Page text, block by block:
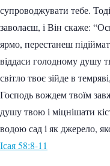
супроводжувати тебе.
заволаєш, і Він скаже:
ярмо, перестанеш
віддаси голодному душу
світло твоє зійде в
Господь вождем твоїм
душу твою і міцнішати
водою сад і як джерело,
Ісая 58:8-11